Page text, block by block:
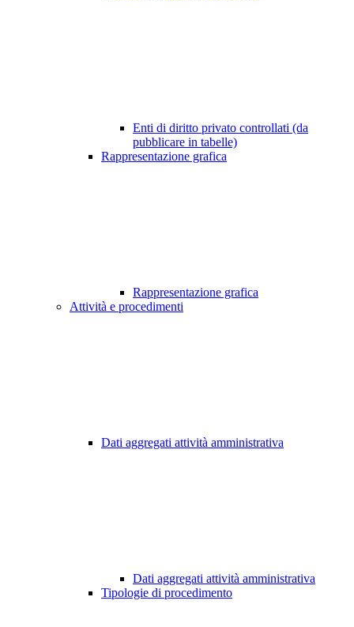
Enti di diritto privato controllati (da
pubblicare in tabelle)
Rappresentazione grafica
Rappresentazione grafica
Attività e procedimenti
Dati aggregati attività amministrativa
Dati aggregati attività amministrativa
Tipologie di procedimento